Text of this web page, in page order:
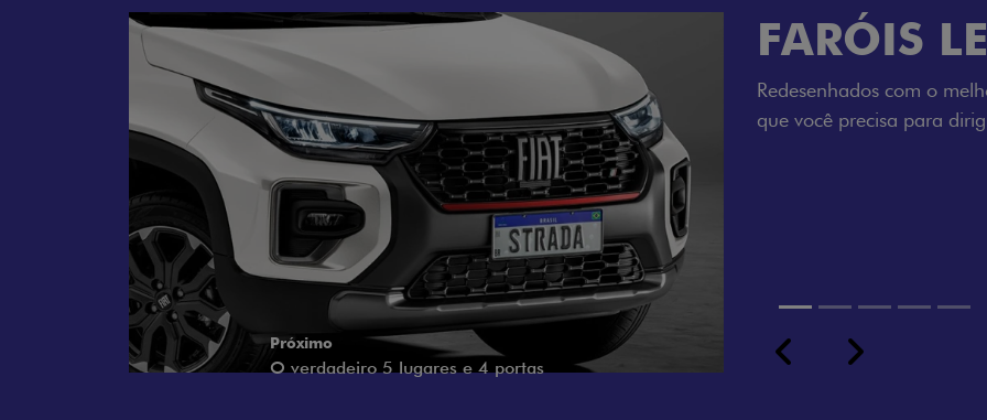
O
LUGARES
Próximo
Espaço e conforto
PreviousNext